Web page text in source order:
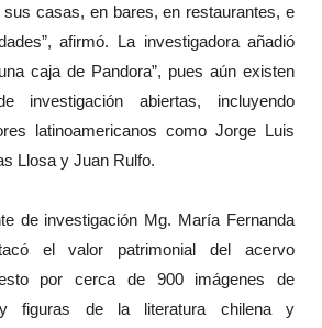
casas, en bares, en restaurantes, e
afirmó. La investigadora añadió
caja de Pandora”, pues aún existen
investigación abiertas, incluyendo
latinoamericanos como Jorge Luis
Llosa y Juan Rulfo.
de investigación Mg. María Fernanda
el valor patrimonial del acervo
por cerca de 900 imágenes de
figuras de la literatura chilena y